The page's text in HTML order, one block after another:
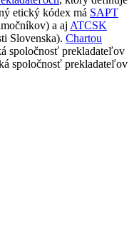
etický kódex má SAPT
a aj ATCSK
Slovenska). Chartou
spoločnosť prekladateľov
spoločnosť prekladateľov